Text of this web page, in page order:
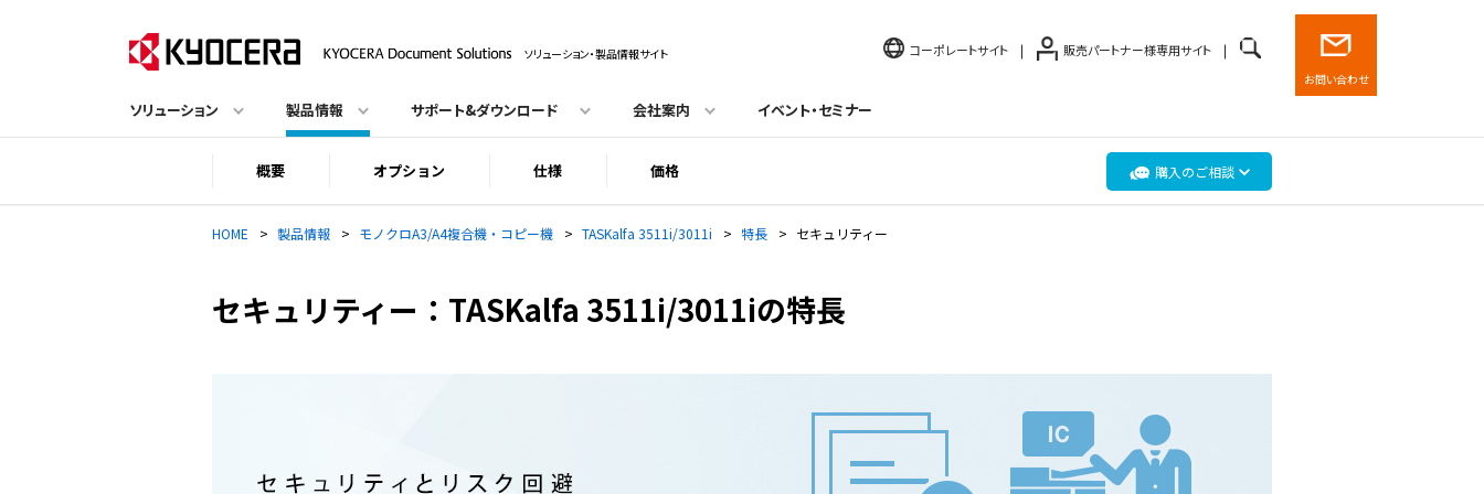
ソリューション・製品情報サイト コーポレートサイト 販売パートナー様専用サイト
お問い合わせ
ソリューション 製品情報 サポート&ダウンロード 会社案内 イベント・セミナー
概要 オプション 仕様 価格 購入のご相談
HOME > 製品情報 > モノクロA3/A4複合機・コピー機 > TASKalfa 3511i/3011i > 特長 > セキュリティー
セキュリティー：TASKalfa 3511i/3011iの特長